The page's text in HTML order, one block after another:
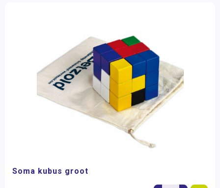
Soma kubus groot